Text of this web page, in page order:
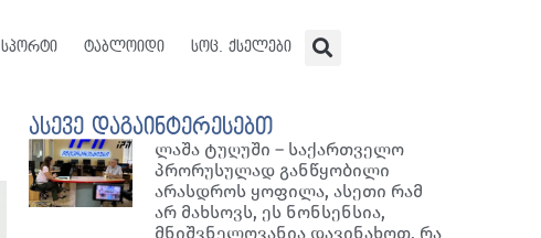
სპორტი ტაბლოიდი სოც. ქსელები
ასევე დაგაინტერესებთ
ლაშა ტუღუში – საქართველო
პრორუსულად განწყობილი
არასდროს ყოფილა, ასეთი რამ
არ მახსოვს, ეს ნონსენსია,
მნიშვნელოვანია დავინახოთ, რა